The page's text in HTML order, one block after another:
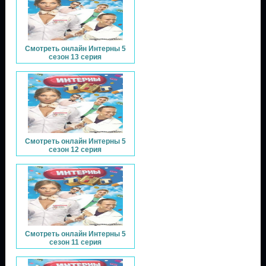
Смотреть онлайн Интерны 5
сезон 13 серия
Смотреть онлайн Интерны 5
сезон 12 серия
Смотреть онлайн Интерны 5
сезон 11 серия